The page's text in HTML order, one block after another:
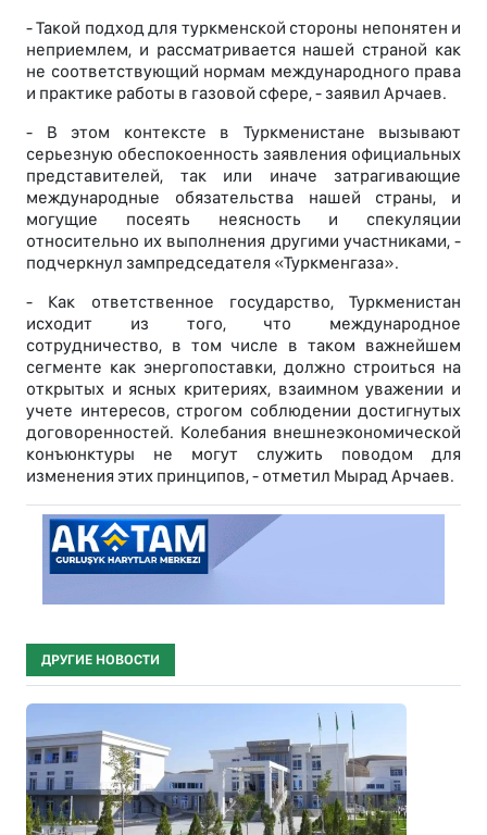
- Такой подход для туркменской стороны непонятен и
неприемлем, и рассматривается нашей страной как
не соответствующий нормам международного права
и практике работы в газовой сфере, - заявил Арчаев.
- В этом контексте в Туркменистане вызывают
серьезную обеспокоенность заявления официальных
представителей, так или иначе затрагивающие
международные обязательства нашей страны, и
могущие посеять неясность и спекуляции
относительно их выполнения другими участниками, -
подчеркнул зампредседателя «Туркменгаза».
- Как ответственное государство, Туркменистан
исходит из того, что международное
сотрудничество, в том числе в таком важнейшем
сегменте как энергопоставки, должно строиться на
открытых и ясных критериях, взаимном уважении и
учете интересов, строгом соблюдении достигнутых
договоренностей. Колебания внешнеэкономической
конъюнктуры не могут служить поводом для
изменения этих принципов, - отметил Мырад Арчаев.
ДРУГИЕ НОВОСТИ